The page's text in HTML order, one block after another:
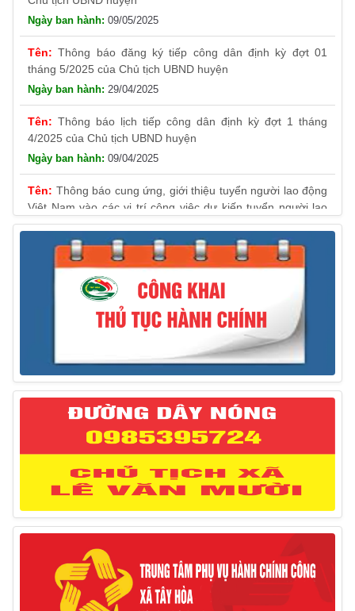
09/05/2025
Thông báo đăng ký tiếp công dân định kỳ đợt 01
tháng 5/2025 của Chủ tịch UBND huyện
29/04/2025
Thông báo lịch tiếp công dân định kỳ đợt 1 tháng
4/2025 của Chủ tịch UBND huyện
09/04/2025
Thông báo cung ứng, giới thiệu tuyển người lao động
Việt Nam vào các vị trí công việc dự kiến tuyển người lao
động nước ngoài
31/03/2025
Thông báo treo cờ Tổ quốc nhân kỷ niệm 50 năm
Ngày giải phóng tỉnh Phú Yên (01/4/1975 – 01/4/2025)
28/03/2025
Thông báo giới thiệu, cung ứng lao động Việt Nam
cho Liên danh Hengtong International Engineering Co.,Ltd
Thông báo đăng ký tiếp công dân định kỳ đợt 02
tháng 3/2025 của Chủ tịch UBND huyện
12/03/2025
Thông báo lịch công tác của Chủ tịch, các Phó Chủ
tịch UBND huyện và Phó Chủ tịch Hội đồng nhân dân
10/03/2025
Thông báo tổ chức thực hiện Cưỡng chế buộc thực
hiện biện pháp khắc phục hậu quả trong lĩnh vực đất đai
17/06/2025